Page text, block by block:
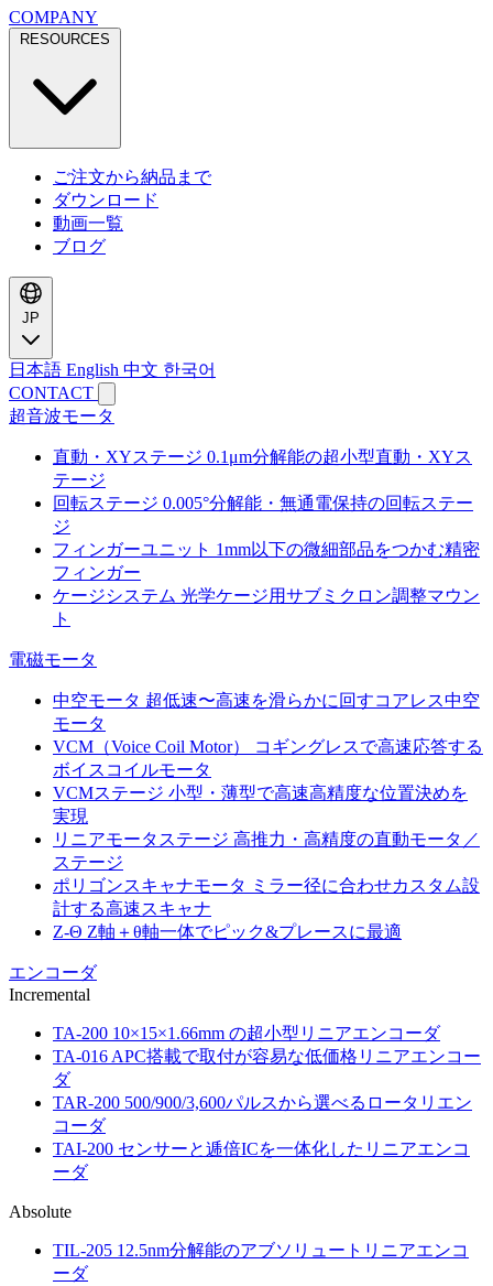
COMPANY
RESOURCES
ご注文から納品まで
ダウンロード
動画一覧
ブログ
JP
日本語 English 中文 한국어
CONTACT
超音波モータ
直動・XYステージ 0.1μm分解能の超小型直動・XYス
テージ
回転ステージ 0.005°分解能・無通電保持の回転ステー
ジ
フィンガーユニット 1mm以下の微細部品をつかむ精密
フィンガー
ケージシステム 光学ケージ用サブミクロン調整マウン
ト
電磁モータ
中空モータ 超低速〜高速を滑らかに回すコアレス中空
モータ
VCM（Voice Coil Motor）
コギングレスで高速応答する
ボイスコイルモータ
VCMステージ 小型・薄型で高速高精度な位置決めを
実現
リニアモータステージ 高推力・高精度の直動モータ／
ステージ
ポリゴンスキャナモータ ミラー径に合わせカスタム設
計する高速スキャナ
Z-Θ Z軸＋θ軸一体でピック&プレースに最適
エンコーダ
Incremental
TA-200 10×15×1.66mm の超小型リニアエンコーダ
TA-016 APC搭載で取付が容易な低価格リニアエンコー
ダ
TAR-200 500/900/3,600パルスから選べるロータリエン
コーダ
TAI-200 センサーと逓倍ICを一体化したリニアエンコ
ーダ
Absolute
TIL-205 12.5nm分解能のアブソリュートリニアエンコ
ーダ